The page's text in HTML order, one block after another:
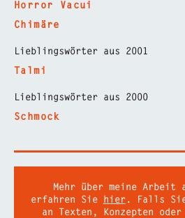
Horror Vacui
Chimäre
Lieblingswörter aus 2001
Talmi
Lieblingswörter aus 2000
Schmock
Mehr über meine Arbeit
erfahren Sie hier. Falls Sie
an Texten, Konzepten